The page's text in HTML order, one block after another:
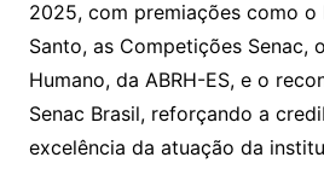
2025, com premiações como o
Santo, as Competições Senac,
Humano, da ABRH-ES, e o
Senac Brasil, reforçando a
excelência da atuação da